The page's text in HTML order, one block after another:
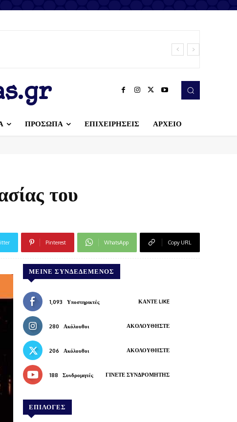
ΠΡΟΣΩΠΑ ΕΠΙΧΕΙΡΗΣΕΙΣ ΑΡΧΕΙΟ
του
Pinterest WhatsApp Copy URL
ΜΕΊΝΕ ΣΥΝΔΕΔΕΜΈΝΟΣ
1,093 Υποστηρικτές ΚΆΝΤΕ LIKE
280 Ακόλουθοι ΑΚΟΛΟΥΘΉΣΤΕ
206 Ακόλουθοι ΑΚΟΛΟΥΘΉΣΤΕ
188 Συνδρομητές ΓΊΝΕΤΕ ΣΥΝΔΡΟΜΗΤΉΣ
ΕΠΙΛΟΓΕΣ